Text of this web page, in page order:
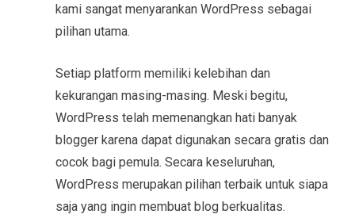
kami sangat menyarankan WordPress sebagai
pilihan utama.
Setiap platform memiliki kelebihan dan
kekurangan masing-masing. Meski begitu,
WordPress telah memenangkan hati banyak
blogger karena dapat digunakan secara gratis dan
cocok bagi pemula. Secara keseluruhan,
WordPress merupakan pilihan terbaik untuk siapa
saja yang ingin membuat blog berkualitas.